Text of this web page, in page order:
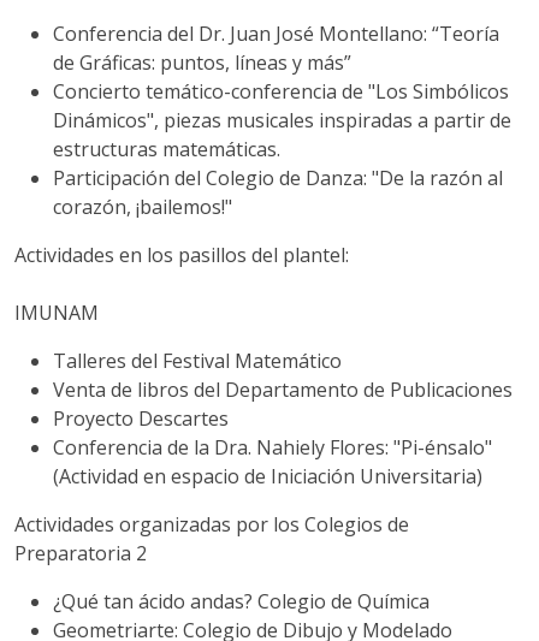
Conferencia del Dr. Juan José Montellano: “Teoría
de Gráficas: puntos, líneas y más”
Concierto temático-conferencia de "Los Simbólicos
Dinámicos", piezas musicales inspiradas a partir de
estructuras matemáticas.
Participación del Colegio de Danza: "De la razón al
corazón, ¡bailemos!"
Actividades en los pasillos del plantel:
IMUNAM
Talleres del Festival Matemático
Venta de libros del Departamento de Publicaciones
Proyecto Descartes
Conferencia de la Dra. Nahiely Flores: "Pi-énsalo"
(Actividad en espacio de Iniciación Universitaria)
Actividades organizadas por los Colegios de
Preparatoria 2
¿Qué tan ácido andas? Colegio de Química
Geometriarte: Colegio de Dibujo y Modelado